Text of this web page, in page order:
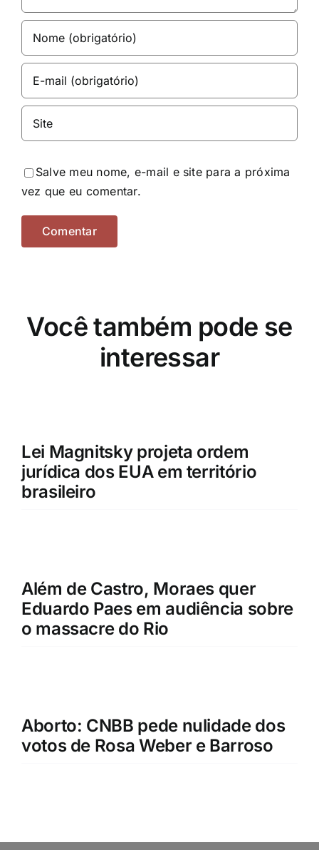
Salve meu nome, e-mail e site para a próxima
vez que eu comentar.
Você também pode se
interessar
Lei Magnitsky projeta ordem
jurídica dos EUA em território
brasileiro
Além de Castro, Moraes quer
Eduardo Paes em audiência sobre
o massacre do Rio
Aborto: CNBB pede nulidade dos
votos de Rosa Weber e Barroso